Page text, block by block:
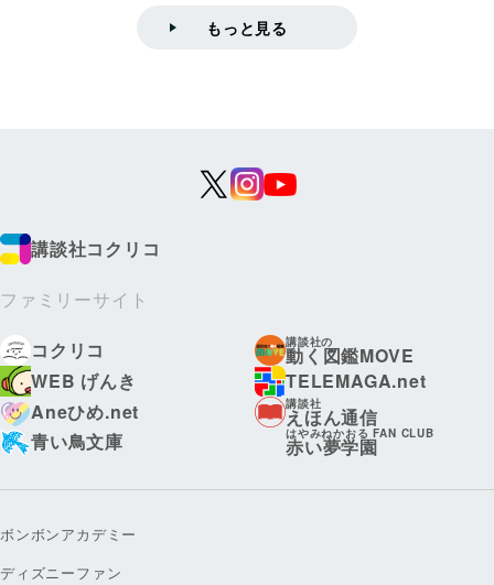
もっと見る
講談社コクリコ
ファミリーサイト
コクリコ
講談社の
動く図鑑MOVE
WEB げんき
TELEMAGA.net
Aneひめ.net
講談社
えほん通信
青い鳥文庫
はやみねかおる FAN CLUB
赤い夢学園
ボンボンアカデミー
ディズニーファン